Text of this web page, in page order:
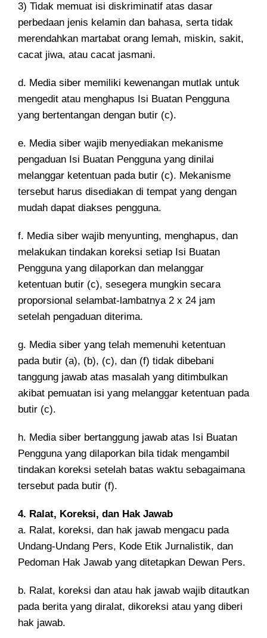
3) Tidak memuat isi diskriminatif atas dasar
perbedaan jenis kelamin dan bahasa, serta tidak
merendahkan martabat orang lemah, miskin, sakit,
cacat jiwa, atau cacat jasmani.
d. Media siber memiliki kewenangan mutlak untuk
mengedit atau menghapus Isi Buatan Pengguna
yang bertentangan dengan butir (c).
e. Media siber wajib menyediakan mekanisme
pengaduan Isi Buatan Pengguna yang dinilai
melanggar ketentuan pada butir (c). Mekanisme
tersebut harus disediakan di tempat yang dengan
mudah dapat diakses pengguna.
f. Media siber wajib menyunting, menghapus, dan
melakukan tindakan koreksi setiap Isi Buatan
Pengguna yang dilaporkan dan melanggar
ketentuan butir (c), sesegera mungkin secara
proporsional selambat-lambatnya 2 x 24 jam
setelah pengaduan diterima.
g. Media siber yang telah memenuhi ketentuan
pada butir (a), (b), (c), dan (f) tidak dibebani
tanggung jawab atas masalah yang ditimbulkan
akibat pemuatan isi yang melanggar ketentuan pada
butir (c).
h. Media siber bertanggung jawab atas Isi Buatan
Pengguna yang dilaporkan bila tidak mengambil
tindakan koreksi setelah batas waktu sebagaimana
tersebut pada butir (f).
4. Ralat, Koreksi, dan Hak Jawab
a. Ralat, koreksi, dan hak jawab mengacu pada
Undang-Undang Pers, Kode Etik Jurnalistik, dan
Pedoman Hak Jawab yang ditetapkan Dewan Pers.
b. Ralat, koreksi dan atau hak jawab wajib ditautkan
pada berita yang diralat, dikoreksi atau yang diberi
hak jawab.